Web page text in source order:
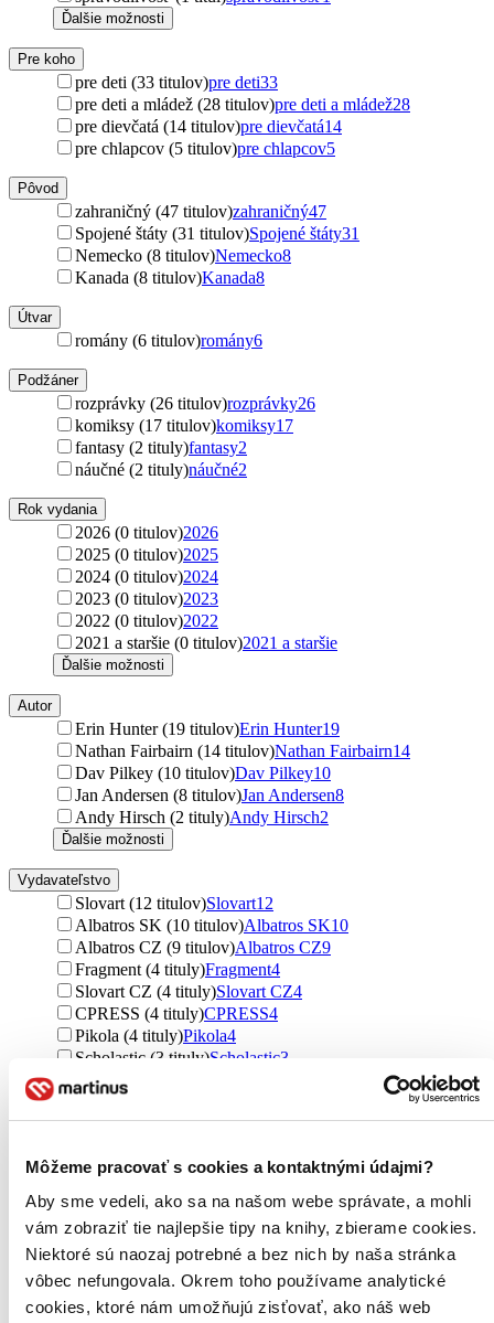
Môžeme pracovať s cookies a kontaktnými údajmi?
Aby sme vedeli, ako sa na našom webe správate, a mohli
vám zobraziť tie najlepšie tipy na knihy, zbierame cookies.
Niektoré sú naozaj potrebné a bez nich by naša stránka
vôbec nefungovala. Okrem toho používame analytické
cookies, ktoré nám umožňujú zisťovať, ako náš web
Ďalšie možnosti
Pre koho
pre deti (33 titulov)pre deti33
pre deti a mládež (28 titulov)pre deti a mládež28
pre dievčatá (14 titulov)pre dievčatá14
pre chlapcov (5 titulov)pre chlapcov5
Pôvod
zahraničný (47 titulov)zahraničný47
Spojené štáty (31 titulov)Spojené štáty31
Nemecko (8 titulov)Nemecko8
Kanada (8 titulov)Kanada8
Útvar
romány (6 titulov)romány6
Podžáner
rozprávky (26 titulov)rozprávky26
komiksy (17 titulov)komiksy17
fantasy (2 tituly)fantasy2
náučné (2 tituly)náučné2
Rok vydania
2026 (0 titulov)2026
2025 (0 titulov)2025
2024 (0 titulov)2024
2023 (0 titulov)2023
2022 (0 titulov)2022
2021 a staršie (0 titulov)2021 a staršie
Ďalšie možnosti
Autor
Erin Hunter (19 titulov)Erin Hunter19
Nathan Fairbairn (14 titulov)Nathan Fairbairn14
Dav Pilkey (10 titulov)Dav Pilkey10
Jan Andersen (8 titulov)Jan Andersen8
Andy Hirsch (2 tituly)Andy Hirsch2
Ďalšie možnosti
Vydavateľstvo
Slovart (12 titulov)Slovart12
Albatros SK (10 titulov)Albatros SK10
Albatros CZ (9 titulov)Albatros CZ9
Fragment (4 tituly)Fragment4
Slovart CZ (4 tituly)Slovart CZ4
CPRESS (4 tituly)CPRESS4
Pikola (4 tituly)Pikola4
Scholastic (3 tituly)Scholastic3
Razorbill (2 tituly)
Ďalšie možnosti
Väzba
pevná väzba (16 titulov)pevná väzba16
Formát
E-kniha: PDF (10 titulov) E-kniha: PDF
E-kniha: EPUB (6 titulov)
E-kniha: EPUB
E-kniha: MOBI (6 titulov) E-kniha: MOBI6